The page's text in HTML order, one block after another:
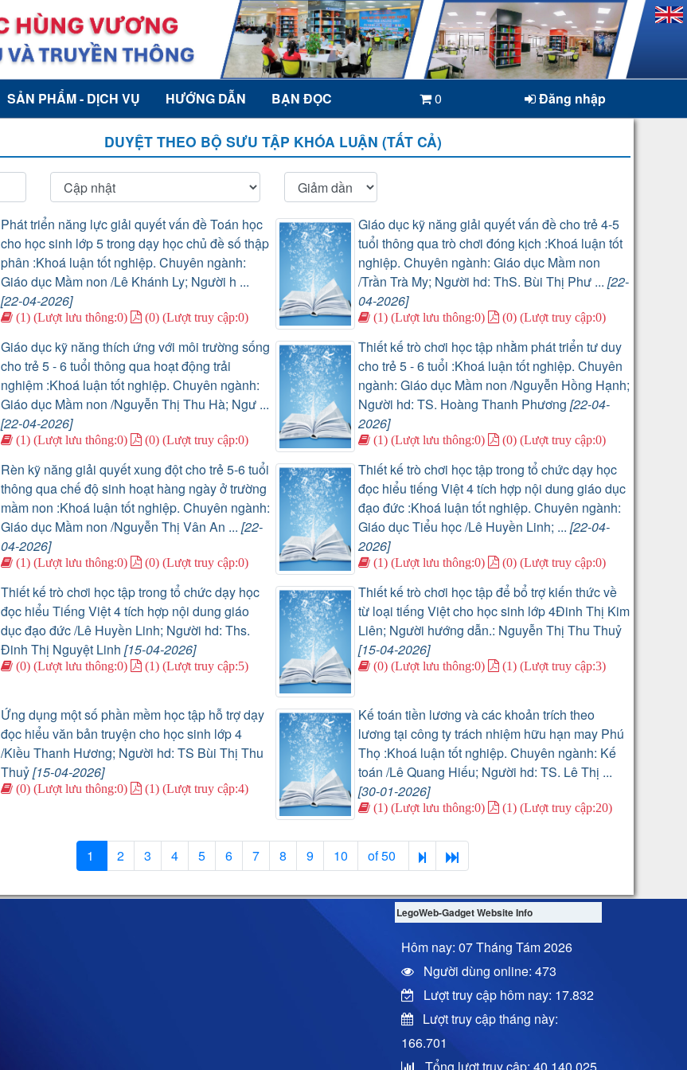
SẢN PHẨM - DỊCH VỤ HƯỚNG DẪN BẠN ĐỌC 0 Đăng nhập
DUYỆT THEO BỘ SƯU TẬP KHÓA LUẬN (TẤT CẢ)
Phát triển năng lực giải quyết vấn đề Toán học
cho học sinh lớp 5 trong dạy học chủ đề số thập
phân :Khoá luận tốt nghiệp. Chuyên ngành:
Giáo dục Mầm non /Lê Khánh Ly; Người h ...
[22-04-2026]
(1) (Lượt lưu thông:0) (0) (Lượt truy cập:0)
Giáo dục kỹ năng giải quyết vấn đề cho trẻ 4-5
tuổi thông qua trò chơi đóng kịch :Khoá luận tốt
nghiệp. Chuyên ngành: Giáo dục Mầm non
/Trần Trà My; Người hd: ThS. Bùi Thị Phư ...[22-
04-2026]
(1) (Lượt lưu thông:0) (0) (Lượt truy cập:0)
Giáo dục kỹ năng thích ứng với môi trường sống
cho trẻ 5 - 6 tuổi thông qua hoạt động trải
nghiệm :Khoá luận tốt nghiệp. Chuyên ngành:
Giáo dục Mầm non /Nguyễn Thị Thu Hà; Ngư ...
[22-04-2026]
(1) (Lượt lưu thông:0) (0) (Lượt truy cập:0)
Thiết kế trò chơi học tập nhằm phát triển tư duy
cho trẻ 5 - 6 tuổi :Khoá luận tốt nghiệp. Chuyên
ngành: Giáo dục Mầm non /Nguyễn Hồng Hạnh;
Người hd: TS. Hoàng Thanh Phương [22-04-
2026]
(1) (Lượt lưu thông:0) (0) (Lượt truy cập:0)
Rèn kỹ năng giải quyết xung đột cho trẻ 5-6 tuổi
thông qua chế độ sinh hoạt hàng ngày ở trường
mầm non :Khoá luận tốt nghiệp. Chuyên ngành:
Giáo dục Mầm non /Nguyễn Thị Vân An ... [22-
04-2026]
(1) (Lượt lưu thông:0) (0) (Lượt truy cập:0)
Thiết kế trò chơi học tập trong tổ chức dạy học
đọc hiểu tiếng Việt 4 tích hợp nội dung giáo dục
đạo đức :Khoá luận tốt nghiệp. Chuyên ngành:
Giáo dục Tiểu học /Lê Huyền Linh; ...[22-04-
2026]
(1) (Lượt lưu thông:0) (0) (Lượt truy cập:0)
Thiết kế trò chơi học tập trong tổ chức dạy học
đọc hiểu Tiếng Việt 4 tích hợp nội dung giáo
dục đạo đức /Lê Huyền Linh; Người hd: Ths.
Đinh Thị Nguyệt Linh [15-04-2026]
(0) (Lượt lưu thông:0) (1) (Lượt truy cập:5)
Thiết kế trò chơi học tập để bổ trợ kiến thức về
từ loại tiếng Việt cho học sinh lớp 4Đinh Thị Kim
Liên; Người hướng dẫn.: Nguyễn Thị Thu Thuỷ
[15-04-2026]
(0) (Lượt lưu thông:0) (1) (Lượt truy cập:3)
Ứng dụng một số phần mềm học tập hỗ trợ dạy
đọc hiểu văn bản truyện cho học sinh lớp 4
/Kiều Thanh Hương; Người hd: TS Bùi Thị Thu
Thuỷ[15-04-2026]
(0) (Lượt lưu thông:0) (1) (Lượt truy cập:4)
Kế toán tiền lương và các khoản trích theo
lương tại công ty trách nhiệm hữu hạn may Phú
Thọ :Khoá luận tốt nghiệp. Chuyên ngành: Kế
toán /Lê Quang Hiếu; Người hd: TS. Lê Thị ...
[30-01-2026]
(1) (Lượt lưu thông:0) (1) (Lượt truy cập:20)
1 2 3 4 5 6 7 8 9 10 of 50
LegoWeb-Gadget Website Info
Hôm nay: 07 Tháng Tám 2026
Người dùng online: 473
Lượt truy cập hôm nay: 17.832
Lượt truy cập tháng này:
166.701